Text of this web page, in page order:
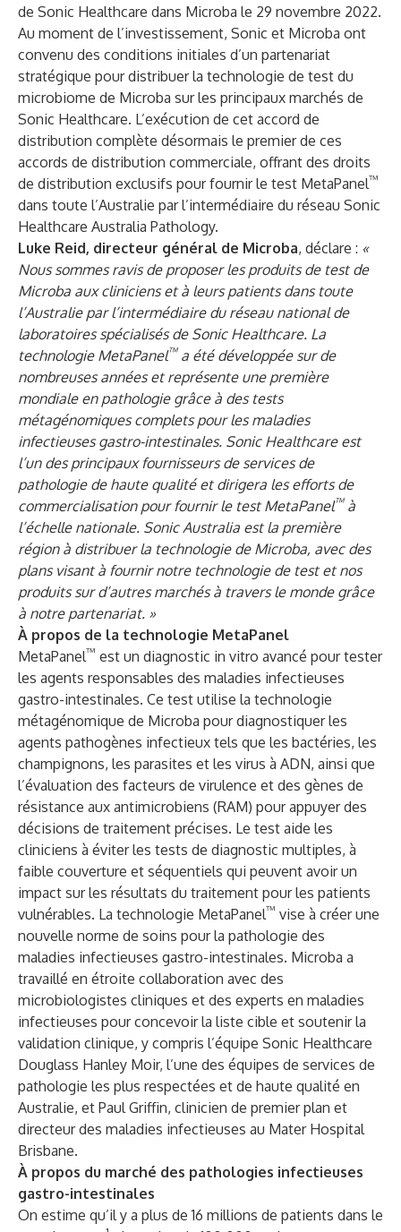
de Sonic Healthcare dans Microba le 29 novembre 2022.
Au moment de l’investissement, Sonic et Microba ont
convenu des conditions initiales d’un partenariat
stratégique pour distribuer la technologie de test du
microbiome de Microba sur les principaux marchés de
Sonic Healthcare. L’exécution de cet accord de
distribution complète désormais le premier de ces
accords de distribution commerciale, offrant des droits
de distribution exclusifs pour fournir le test MetaPanel™
dans toute l’Australie par l’intermédiaire du réseau Sonic
Healthcare Australia Pathology.
Luke Reid, directeur général de Microba, déclare : «
Nous sommes ravis de proposer les produits de test de
Microba aux cliniciens et à leurs patients dans toute
l’Australie par l’intermédiaire du réseau national de
laboratoires spécialisés de Sonic Healthcare. La
technologie MetaPanel™a été développée sur de
nombreuses années et représente une première
mondiale en pathologie grâce à des tests
métagénomiques complets pour les maladies
infectieuses gastro-intestinales. Sonic Healthcare est
l’un des principaux fournisseurs de services de
pathologie de haute qualité et dirigera les efforts de
commercialisation pour fournir le test MetaPanel™à
l’échelle nationale. Sonic Australia est la première
région à distribuer la technologie de Microba, avec des
plans visant à fournir notre technologie de test et nos
produits sur d’autres marchés à travers le monde grâce
à notre partenariat. »
À propos de la technologie MetaPanel
MetaPanel™ est un diagnostic in vitro avancé pour tester
les agents responsables des maladies infectieuses
gastro-intestinales. Ce test utilise la technologie
métagénomique de Microba pour diagnostiquer les
agents pathogènes infectieux tels que les bactéries, les
champignons, les parasites et les virus à ADN, ainsi que
l’évaluation des facteurs de virulence et des gènes de
résistance aux antimicrobiens (RAM) pour appuyer des
décisions de traitement précises. Le test aide les
cliniciens à éviter les tests de diagnostic multiples, à
faible couverture et séquentiels qui peuvent avoir un
impact sur les résultats du traitement pour les patients
vulnérables. La technologie MetaPanel™ vise à créer une
nouvelle norme de soins pour la pathologie des
maladies infectieuses gastro-intestinales. Microba a
travaillé en étroite collaboration avec des
microbiologistes cliniques et des experts en maladies
infectieuses pour concevoir la liste cible et soutenir la
validation clinique, y compris l’équipe Sonic Healthcare
Douglass Hanley Moir, l’une des équipes de services de
pathologie les plus respectées et de haute qualité en
Australie, et Paul Griffin, clinicien de premier plan et
directeur des maladies infectieuses au Mater Hospital
Brisbane.
À propos du marché des pathologies infectieuses
gastro-intestinales
On estime qu’il y a plus de 16 millions de patients dans le